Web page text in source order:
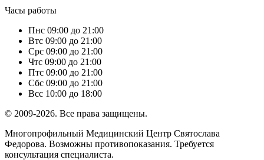
Часы работы
Пнс 09:00 до 21:00
Втс 09:00 до 21:00
Срс 09:00 до 21:00
Чтс 09:00 до 21:00
Птс 09:00 до 21:00
Сбс 09:00 до 21:00
Всс 10:00 до 18:00
© 2009-2026. Все права защищены.
Многопрофильный Медицинский Центр Святослава
Федорова. Возможны противопоказания. Требуется
консультация специалиста.